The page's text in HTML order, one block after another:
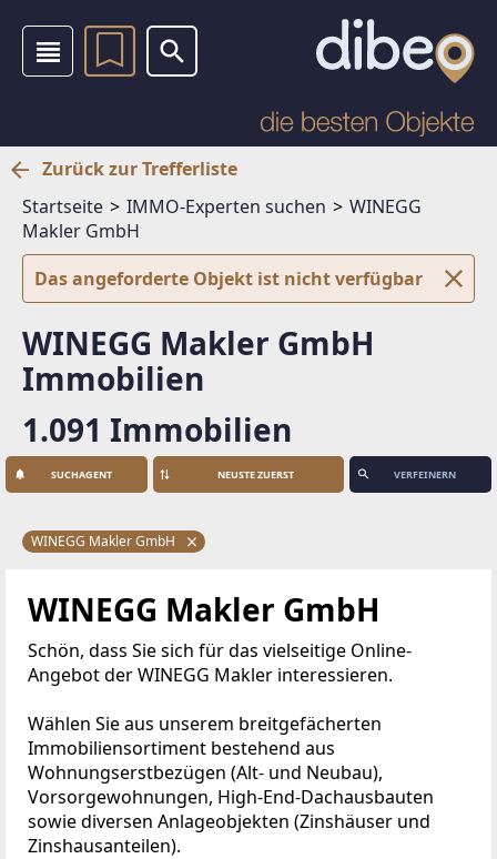
Zurück zur Trefferliste
Startseite
IMMO-Experten suchen
WINEGG
Makler GmbH
Das angeforderte Objekt ist nicht verfügbar
WINEGG Makler GmbH
Immobilien
1.091 Immobilien
SUCHAGENT VERFEINERN
WINEGG Makler GmbH
WINEGG Makler GmbH
Schön, dass Sie sich für das vielseitige Online-
Angebot der WINEGG Makler interessieren.
Wählen Sie aus unserem breitgefächerten
Immobiliensortiment bestehend aus
Wohnungserstbezügen (Alt- und Neubau),
Vorsorgewohnungen, High-End-Dachausbauten
sowie diversen Anlageobjekten (Zinshäuser und
Zinshausanteilen).